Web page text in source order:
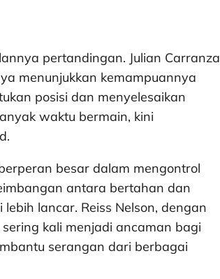
pertandingan. Julian Carranza
menunjukkan kemampuannya
posisi dan menyelesaikan
waktu bermain, kini
besar dalam mengontrol
antara bertahan dan
lancar. Reiss Nelson, dengan
kali menjadi ancaman bagi
serangan dari berbagai